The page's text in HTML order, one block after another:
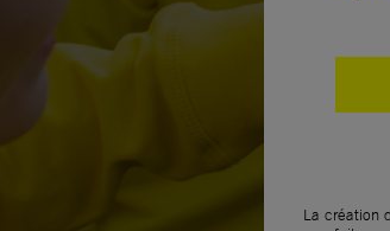
La création